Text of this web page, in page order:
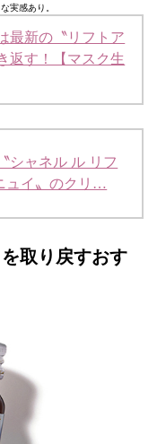
実感あり。
最新の〝リフトア
返す！【マスク生
シャネル ル リフ
ュイ〟のクリ…
取り戻すおす